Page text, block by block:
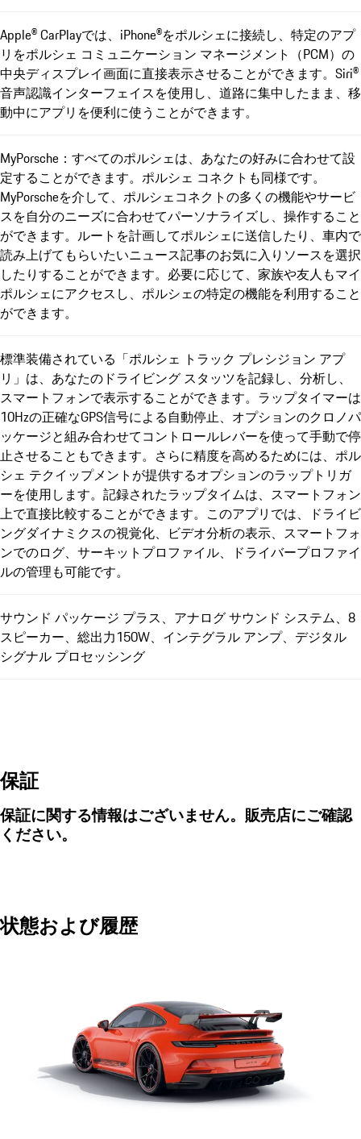
Apple® CarPlayでは、iPhone®をポルシェに接続し、特定のアプ
リをポルシェ コミュニケーション マネージメント（PCM）の
中央ディスプレイ画面に直接表示させることができます。Siri®
音声認識インターフェイスを使用し、道路に集中したまま、移
動中にアプリを便利に使うことができます。
MyPorsche：すべてのポルシェは、あなたの好みに合わせて設
定することができます。ポルシェ コネクトも同様です。
MyPorscheを介して、ポルシェコネクトの多くの機能やサービ
スを自分のニーズに合わせてパーソナライズし、操作すること
ができます。ルートを計画してポルシェに送信したり、車内で
読み上げてもらいたいニュース記事のお気に入りソースを選択
したりすることができます。必要に応じて、家族や友人もマイ
ポルシェにアクセスし、ポルシェの特定の機能を利用すること
ができます。
標準装備されている「ポルシェ トラック プレシジョン アプ
リ」は、あなたのドライビング スタッツを記録し、分析し、
スマートフォンで表示することができます。ラップタイマーは
10Hzの正確なGPS信号による自動停止、オプションのクロノパ
ッケージと組み合わせてコントロールレバーを使って手動で停
止させることもできます。さらに精度を高めるためには、ポル
シェ テクイップメントが提供するオプションのラップトリガ
ーを使用します。記録されたラップタイムは、スマートフォン
上で直接比較することができます。このアプリでは、ドライビ
ングダイナミクスの視覚化、ビデオ分析の表示、スマートフォ
ンでのログ、サーキットプロファイル、ドライバープロファイ
ルの管理も可能です。
サウンド パッケージ プラス、アナログ サウンド システム、8
スピーカー、総出力150W、インテグラル アンプ、デジタル
シグナル プロセッシング
保証
保証に関する情報はございません。販売店にご確認
ください。
状態および履歴